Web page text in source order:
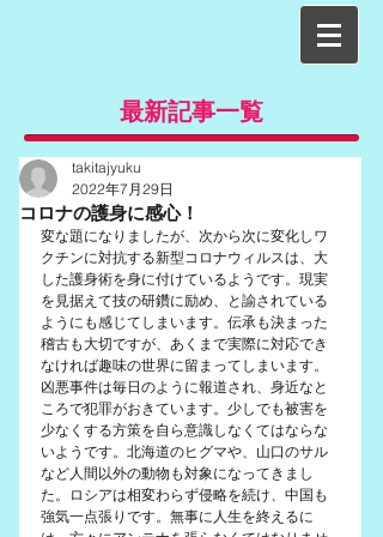
最新記事一覧
コロナの護身に感心！
takitajyuku
2022年7月29日
変な題になりましたが、次から次に変化しワ
クチンに対抗する新型コロナウィルスは、大
した護身術を身に付けているようです。現実
を見据えて技の研鑽に励め、と諭されている
ようにも感じてしまいます。伝承も決まった
稽古も大切ですが、あくまで実際に対応でき
なければ趣味の世界に留まってしまいます。
凶悪事件は毎日のように報道され、身近なと
ころで犯罪がおきています。少しでも被害を
少なくする方策を自ら意識しなくてはならな
いようです。北海道のヒグマや、山口のサル
など人間以外の動物も対象になってきまし
た。ロシアは相変わらず侵略を続け、中国も
強気一点張りです。無事に人生を終えるに